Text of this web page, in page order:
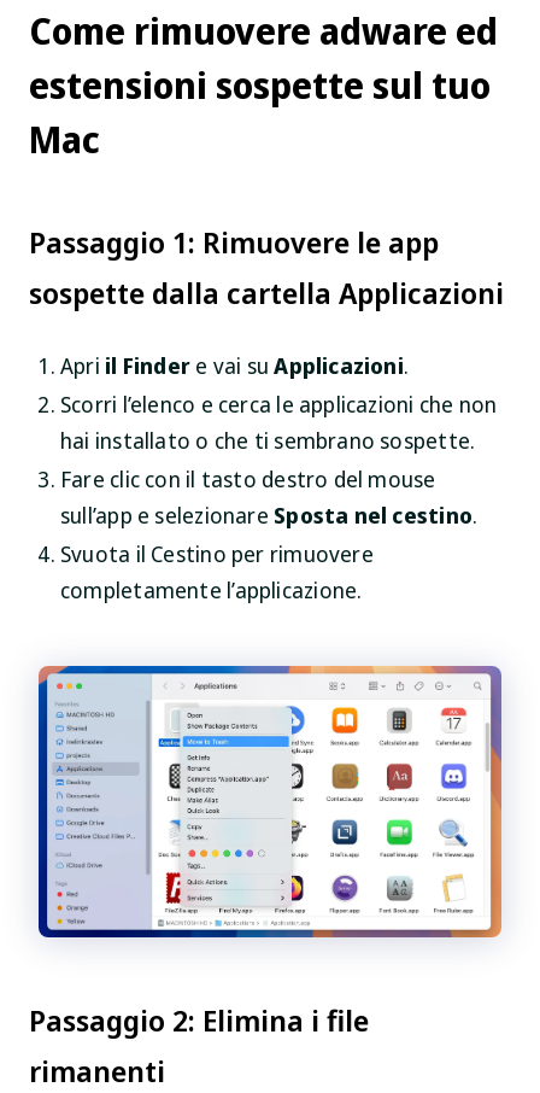
Come rimuovere adware ed
estensioni sospette sul tuo
Mac
Passaggio 1: Rimuovere le app
sospette dalla cartella Applicazioni
Apri il Finder e vai suApplicazioni.
Scorri l’elenco e cerca le applicazioni che non
hai installato o che ti sembrano sospette.
Fare clic con il tasto destro del mouse
sull’app e selezionare Sposta nel cestino.
Svuota il Cestino per rimuovere
completamente l’applicazione.
Passaggio 2: Elimina i file
rimanenti